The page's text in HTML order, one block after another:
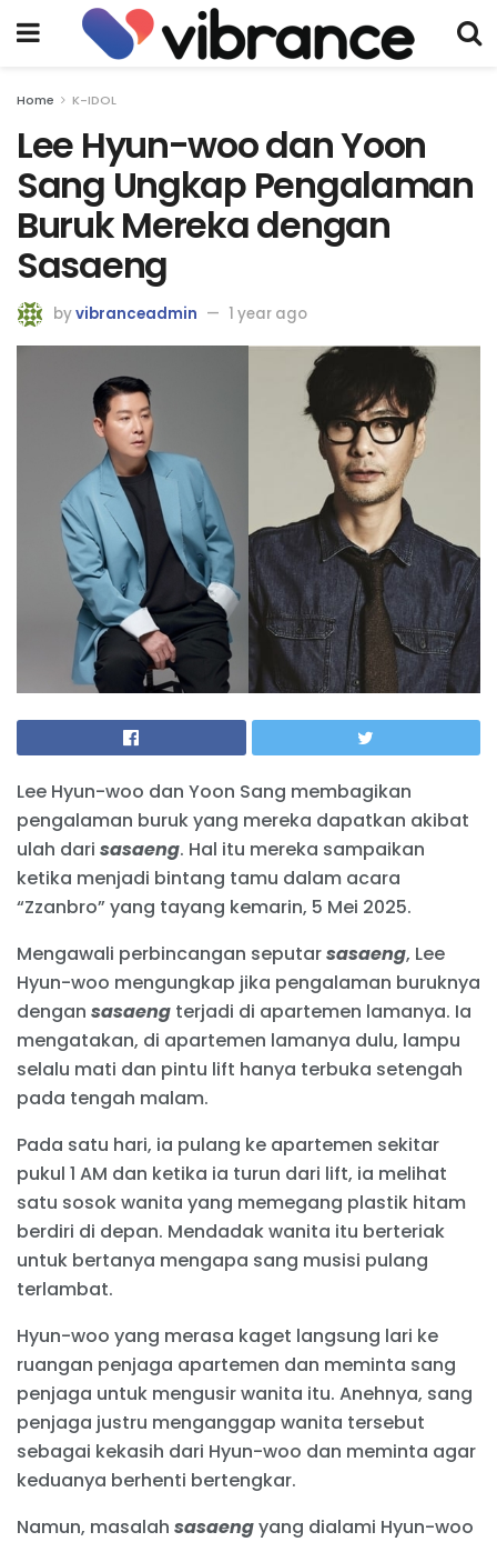
Home K-IDOL
Lee Hyun-woo dan Yoon
Sang Ungkap Pengalaman
Buruk Mereka dengan
Sasaeng
byvibranceadmin 1 year ago
Lee Hyun-woo dan Yoon Sang membagikan
pengalaman buruk yang mereka dapatkan akibat
ulah dari sasaeng. Hal itu mereka sampaikan
ketika menjadi bintang tamu dalam acara
“Zzanbro” yang tayang kemarin, 5 Mei 2025.
Mengawali perbincangan seputarsasaeng, Lee
Hyun-woo mengungkap jika pengalaman buruknya
dengan sasaeng terjadi di apartemen lamanya. Ia
mengatakan, di apartemen lamanya dulu, lampu
selalu mati dan pintu lift hanya terbuka setengah
pada tengah malam.
Pada satu hari, ia pulang ke apartemen sekitar
pukul 1 AM dan ketika ia turun dari lift, ia melihat
satu sosok wanita yang memegang plastik hitam
berdiri di depan. Mendadak wanita itu berteriak
untuk bertanya mengapa sang musisi pulang
terlambat.
Hyun-woo yang merasa kaget langsung lari ke
ruangan penjaga apartemen dan meminta sang
penjaga untuk mengusir wanita itu. Anehnya, sang
penjaga justru menganggap wanita tersebut
sebagai kekasih dari Hyun-woo dan meminta agar
keduanya berhenti bertengkar.
Namun, masalah sasaengyang dialami Hyun-woo